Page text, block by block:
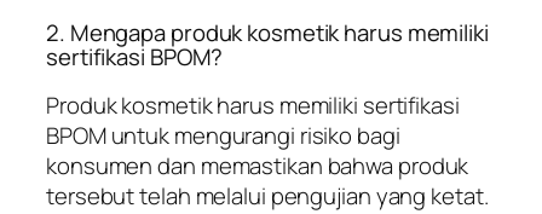
2. Mengapa produk kosmetik harus memiliki
sertifikasi BPOM?
Produk kosmetik harus memiliki sertifikasi
BPOM untuk mengurangi risiko bagi
konsumen dan memastikan bahwa produk
tersebut telah melalui pengujian yang ketat.